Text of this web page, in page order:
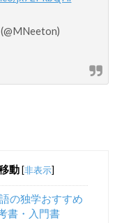
動 [非表示]
の独学おすすめ
書・入門書